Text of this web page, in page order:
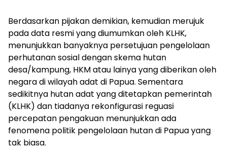
Berdasarkan pijakan demikian, kemudian merujuk
pada data resmi yang diumumkan oleh KLHK,
menunjukkan banyaknya persetujuan pengelolaan
perhutanan sosial dengan skema hutan
desa/kampung, HKM atau lainya yang diberikan oleh
negara di wilayah adat di Papua. Sementara
sedikitnya hutan adat yang ditetapkan pemerintah
(KLHK) dan tiadanya rekonfigurasi reguasi
percepatan pengakuan menunjukkan ada
fenomena politik pengelolaan hutan di Papua yang
tak biasa.